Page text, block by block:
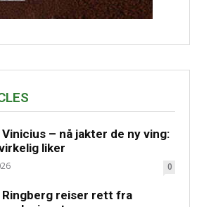
– nå jakter de ny ving:
liker
0
Ringberg reiser rett fra